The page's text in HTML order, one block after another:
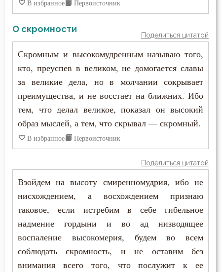
В избранное Первоисточник
О скромности
Поделиться цитатой
Скромным и высокомудренным называю того,
кто, преуспев в великом, не домогается славы
за великие дела, но в молчании сокрывает
преимущества, и не восстает на ближних. Ибо
тем, что делал великое, показал он высокий
образ мыслей, а тем, что скрывал — скромный.
В избранное Первоисточник
Поделиться цитатой
Взойдем на высоту смиренномудрия, ибо не
нисхождением, а восхождением признаю
таковое, если истребим в себе гибельное
надмение гордыни и во ад низводящее
воспаление высокомерия, будем во всем
соблюдать скромность, и не оставим без
внимания всего того, что послужит к ее